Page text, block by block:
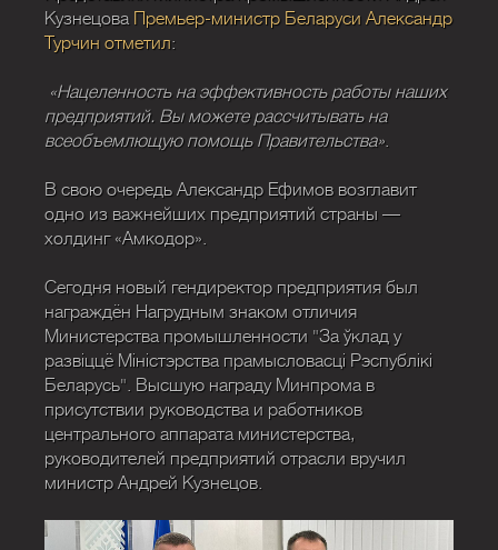
Кузнецова Премьер-министр Беларуси Александр
Турчин отметил:
«Нацеленность на эффективность работы наших
предприятий. Вы можете рассчитывать на
всеобъемлющую помощь Правительства».
В свою очередь Александр Ефимов возглавит
одно из важнейших предприятий страны —
холдинг «Амкодор».
Сегодня новый гендиректор предприятия был
награждён Нагрудным знаком отличия
Министерства промышленности "За ўклад у
развіццё Міністэрства прамысловасці Рэспублікі
Беларусь". Высшую награду Минпрома в
присутствии руководства и работников
центрального аппарата министерства,
руководителей предприятий отрасли вручил
министр Андрей Кузнецов.